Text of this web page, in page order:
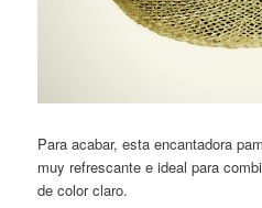
Para acabar, esta encantadora
muy refrescante e ideal para
de color claro.